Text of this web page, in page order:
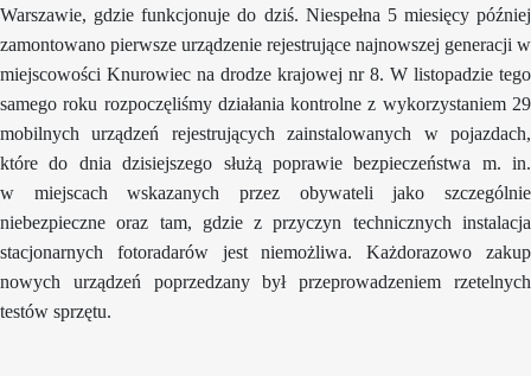
Warszawie, gdzie funkcjonuje do dziś. Niespełna 5 miesięcy później
zamontowano pierwsze urządzenie rejestrujące najnowszej generacji w
miejscowości Knurowiec na drodze krajowej nr 8. W listopadzie tego
samego roku rozpoczęliśmy działania kontrolne z wykorzystaniem 29
mobilnych urządzeń rejestrujących zainstalowanych w pojazdach,
które do dnia dzisiejszego służą poprawie bezpieczeństwa m. in.
w miejscach wskazanych przez obywateli jako szczególnie
niebezpieczne oraz tam, gdzie z przyczyn technicznych instalacja
stacjonarnych fotoradarów jest niemożliwa. Każdorazowo zakup
nowych urządzeń poprzedzany był przeprowadzeniem rzetelnych
testów sprzętu.